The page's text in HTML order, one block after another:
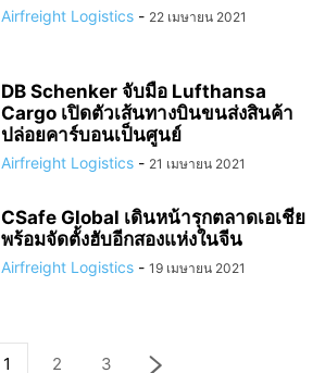
Airfreight Logistics - 22 เมษายน 2021
DB Schenker จับมือ Lufthansa
Cargo เปิดตัวเส้นทางบินขนส่งสินค้า
ปล่อยคาร์บอนเป็นศูนย์
Airfreight Logistics - 21 เมษายน 2021
CSafe Global เดินหน้ารุกตลาดเอเชีย
พร้อมจัดตั้งฮับอีกสองแห่งในจีน
Airfreight Logistics - 19 เมษายน 2021
1 2 3